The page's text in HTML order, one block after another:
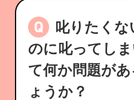
叱りたくな
のに叱ってし
て何か問題が
ょうか？